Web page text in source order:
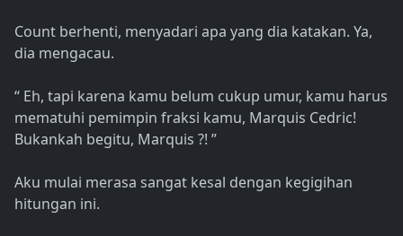
Count berhenti, menyadari apa yang dia katakan. Ya,
dia mengacau.
“ Eh, tapi karena kamu belum cukup umur, kamu harus
mematuhi pemimpin fraksi kamu, Marquis Cedric!
Bukankah begitu, Marquis ?! ”
Aku mulai merasa sangat kesal dengan kegigihan
hitungan ini.